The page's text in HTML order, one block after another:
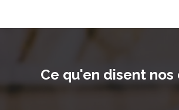
Ce qu'en disent